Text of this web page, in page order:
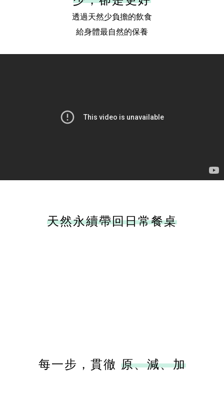
透過天然少負擔的飲食
給身體最自然的保養
天然永續帶回日常餐桌
每一步，貫徹 原、減、加